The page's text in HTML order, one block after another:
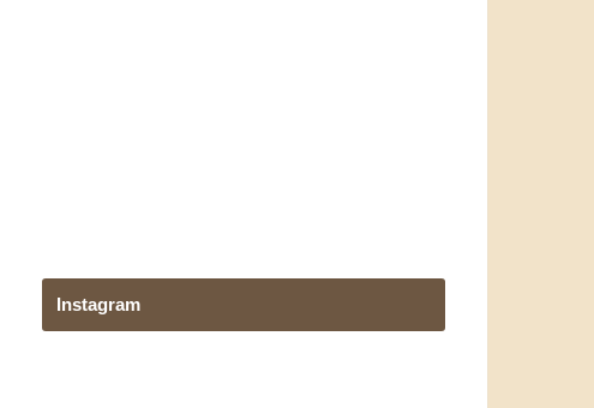
Instagram